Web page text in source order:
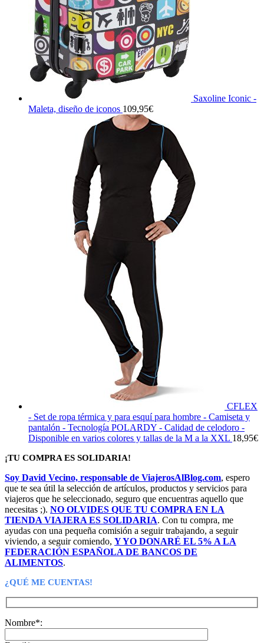
Saxoline Iconic -
Maleta, diseño de iconos 109,95€
CFLEX
- Set de ropa térmica y para esquí para hombre - Camiseta y
pantalón - Tecnología POLARDY - Calidad de celodoro -
Disponible en varios colores y tallas de la M a la XXL 18,95€
¡TU COMPRA ES SOLIDARIA!
Soy David Vecino, responsable de ViajerosAlBlog.com, espero
que te sea útil la selección de artículos, productos y servicios para
viajeros que he seleccionado, seguro que encuentras aquello que
necesitas ;). NO OLVIDES QUE TU COMPRA EN LA
TIENDA VIAJERA ES SOLIDARIA. Con tu compra, me
ayudas con una pequeña comisión a seguir trabajando, a seguir
viviendo, a seguir comiendo, Y YO DONARÉ EL 5% A LA
FEDERACIÓN ESPAÑOLA DE BANCOS DE
ALIMENTOS.
¿QUÉ ME CUENTAS!
Nombre*: